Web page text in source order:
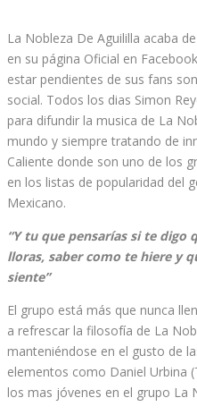
La Nobleza De Aguililla acaba
en su página Oficial en
estar pendientes de sus fans
social. Todos los dias Simon
para difundir la musica de La
mundo y siempre tratando de
Caliente donde son uno de los
en los listas de popularidad del
Mexicano.
“Y tu que pensarías si te digo
lloras, saber como te hiere y
siente”
El grupo está más que nunca
a refrescar la filosofía de La
manteniéndose en el gusto de
elementos como Daniel Urbina
los mas jóvenes en el grupo La